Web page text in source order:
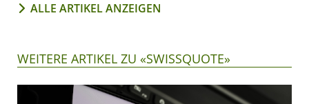
ALLE ARTIKEL ANZEIGEN
WEITERE ARTIKEL ZU «SWISSQUOTE»